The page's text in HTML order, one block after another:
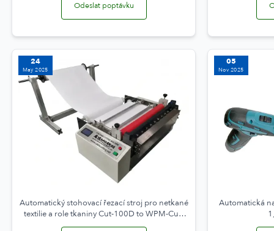
Odeslat poptávku
24
May 2025
Automatický stohovací řezací stroj pro netkané
textilie a role tkaniny Cut-100D to WPM-Cut-
1200
05
Nov 2025
Automatická